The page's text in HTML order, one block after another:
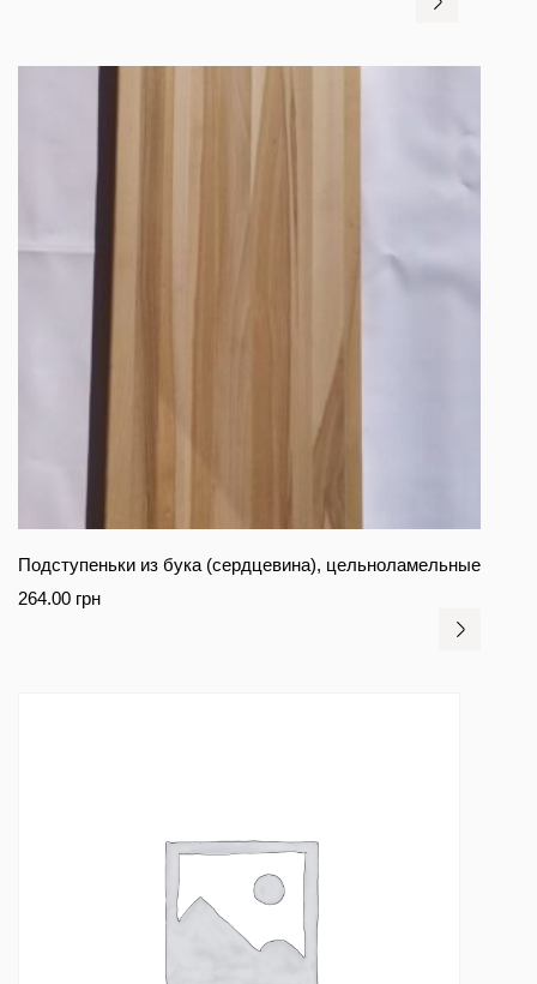
Подступеньки из бука (сердцевина), цельноламельные
264.00 грн